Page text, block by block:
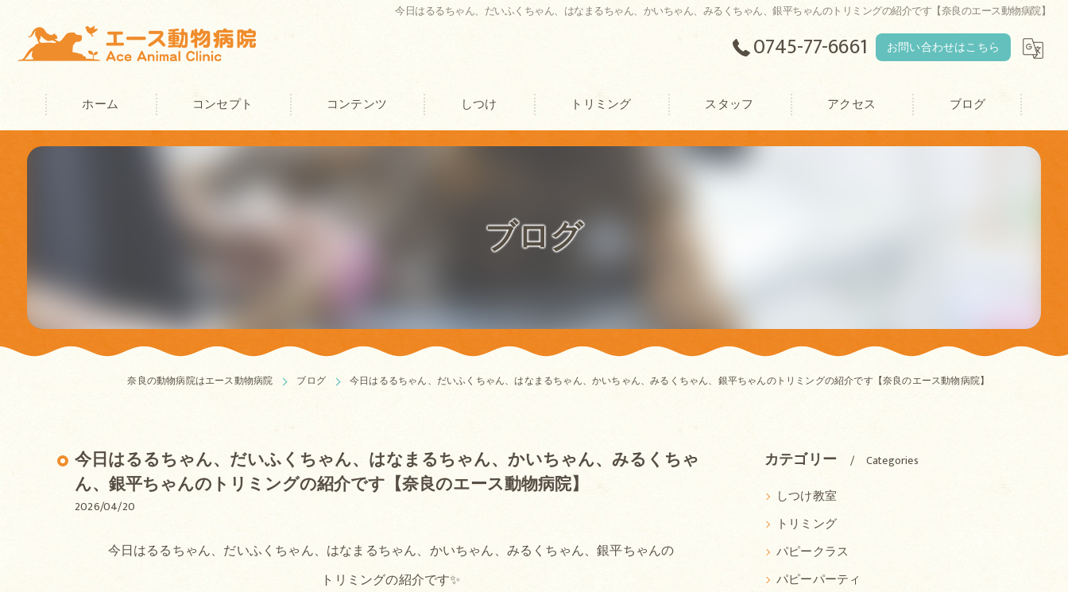
今日はるるちゃん、だいふくちゃん、はなまるちゃん、かいちゃん、みるくちゃん、銀平ちゃんのトリミングの紹介です【奈良のエース動物病院】
0745-77-6661 お問い合わせはこちら
ホーム コンセプト
奈良の動物病院･エース動物病院の口コミ情報
奈良の動物病院･エース動物病院の評判
奈良の動物病院･エース動物病院のお客様の声
コンテンツ しつけ トリミング スタッフ アクセス ブログ
ブログ
奈良の動物病院はエース動物病院 ブログ 今日はるるちゃん、だいふくちゃん、はなまるちゃん、かいちゃん、みるくちゃん、銀平ちゃんのトリミングの紹介です【奈良のエース動物病院】
今日はるるちゃん、だいふくちゃん、はなまるちゃん、かいちゃん、みるくちゃ
ん、銀平ちゃんのトリミングの紹介です【奈良のエース動物病院】
2026/04/20
今日はるるちゃん、だいふくちゃん、はなまるちゃん、かいちゃん、みるくちゃん、銀平ちゃんの
トリミングの紹介です✨
カテゴリー Categories
しつけ教室
トリミング
パピークラス
パピーパーティ